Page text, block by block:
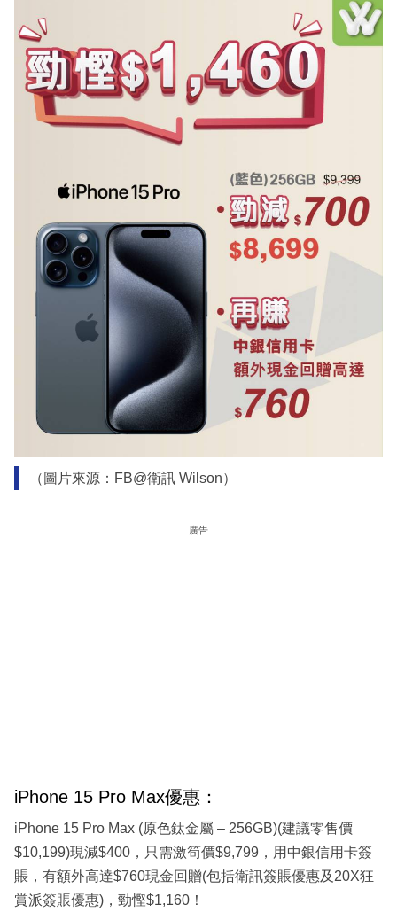
（圖片來源：FB@衛訊 Wilson）
廣告
iPhone 15 Pro Max優惠：
iPhone 15 Pro Max (原色鈦金屬 – 256GB)(建議零售價
$10,199)現減$400，只需激筍價$9,799，用中銀信用卡簽
賬，有額外高達$760現金回贈(包括衛訊簽賬優惠及20X狂
賞派簽賬優惠)，勁慳$1,160！